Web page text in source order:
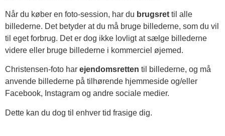
Når du køber en foto-session, har du brugsret til alle
billederne. Det betyder at du må bruge billederne, som du vil
til eget forbrug. Det er dog ikke lovligt at sælge billederne
videre eller bruge billederne i kommerciel øjemed.
Christensen-foto har ejendomsretten til billederne, og må
anvende billederne på tilhørende hjemmeside og/eller
Facebook, Instagram og andre sociale medier.
Dette kan du dog til enhver tid frasige dig.